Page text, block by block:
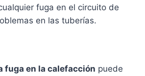
fuga en el circuito de
en las tuberías.
fuga en la calefacción puede